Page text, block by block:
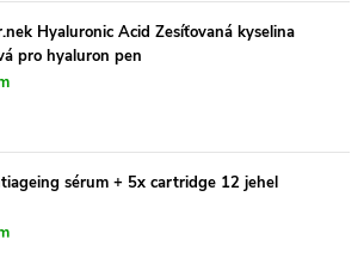
Hyaluronic Acid Zesíťovaná kyselina
pro hyaluron pen
sérum + 5x cartridge 12 jehel